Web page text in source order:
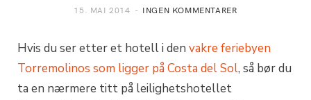
15. MAI 2014 INGEN KOMMENTARER
Hvis du ser etter et hotell i den vakre feriebyen
Torremolinos som ligger på Costa del Sol, så bør du
ta en nærmere titt på leilighetshotellet